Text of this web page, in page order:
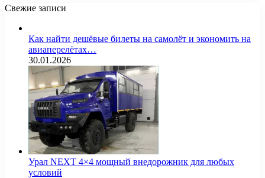
Свежие записи
Как найти дешёвые билеты на самолёт и экономить на
авиаперелётах…
30.01.2026
Урал NEXT 4×4 мощный внедорожник для любых
условий